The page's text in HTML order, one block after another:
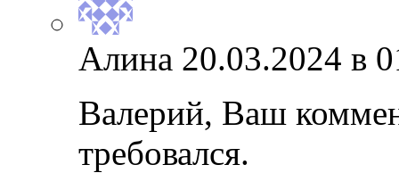
Алина 20.03.2024 в
Валерий, Ваш
требовался.